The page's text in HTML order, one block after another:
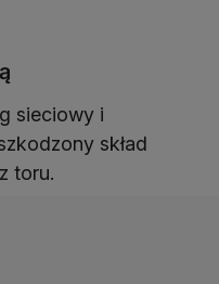
sieciowy i
skład
toru.